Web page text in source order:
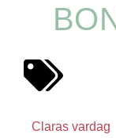
Claras vardag